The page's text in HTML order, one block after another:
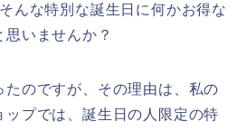
んな特別な誕生日に何かお得な
いませんか？
たのですが、その理由は、私の
プでは、誕生日の人限定の特